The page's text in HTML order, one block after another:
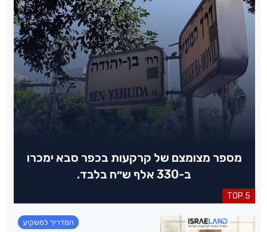
TOP 5
מספר מצומצם של קרקעות בכפר סבא ימכרו
ב-330 אלף ש״ח בלבד.
המדריך למשקיע